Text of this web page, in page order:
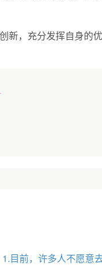
新，充分发挥自身的
目前，许多人不愿意